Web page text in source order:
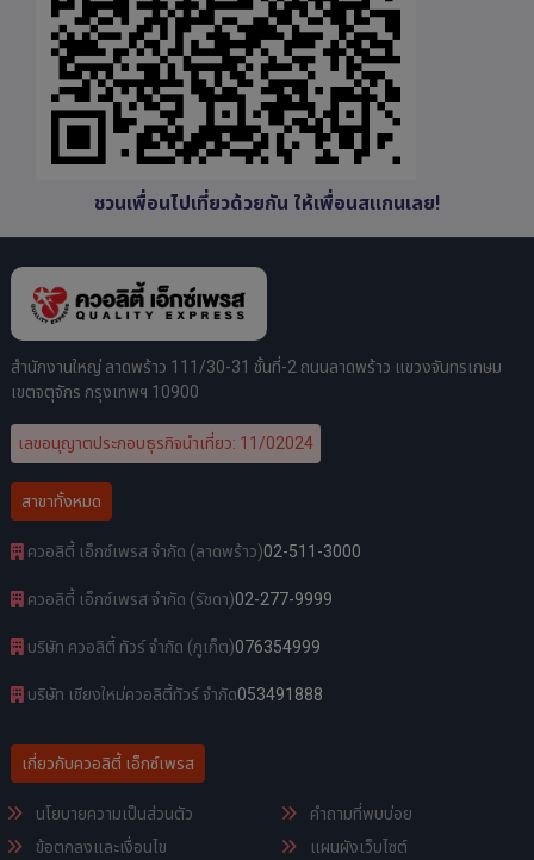
ชวนเพื่อนไปเที่ยวด้วยกัน ให้เพื่อนสแกนเลย!
สำนักงานใหญ่ ลาดพร้าว 111/30-31 ชั้นที่-2 ถนนลาดพร้าว แขวงจันทรเกษม
เขตจตุจักร กรุงเทพฯ 10900
เลขอนุญาตประกอบธุรกิจนำเที่ยว: 11/02024
สาขาทั้งหมด
ควอลิตี้ เอ็กซ์เพรส จำกัด (ลาดพร้าว)02-511-3000
ควอลิตี้ เอ็กซ์เพรส จำกัด (รัชดา)02-277-9999
บริษัท ควอลิตี้ ทัวร์ จำกัด (ภูเก็ต)076354999
บริษัท เชียงใหม่ควอลิตี้ทัวร์ จำกัด053491888
เกี่ยวกับควอลิตี้ เอ็กซ์เพรส
นโยบายความเป็นส่วนตัว
ข้อตกลงและเงื่อนไข
คำถามที่พบบ่อย
แผนผังเว็บไซต์